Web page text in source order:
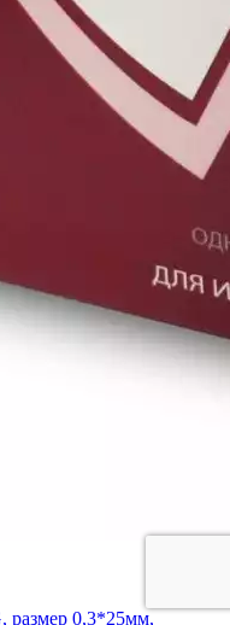
размер 0,3*25мм,